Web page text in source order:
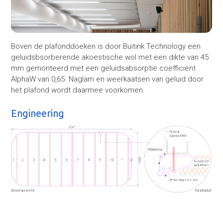
Boven de plafonddoeken is door Buitink Technology een
geluidsbsorberende akoestische wol met een dikte van 45
mm gemonteerd met een geluidsabsorptie coëfficient
AlphaW van 0,65. Naglam en weerkaatsen van geluid door
het plafond wordt daarmee voorkomen.
Engineering